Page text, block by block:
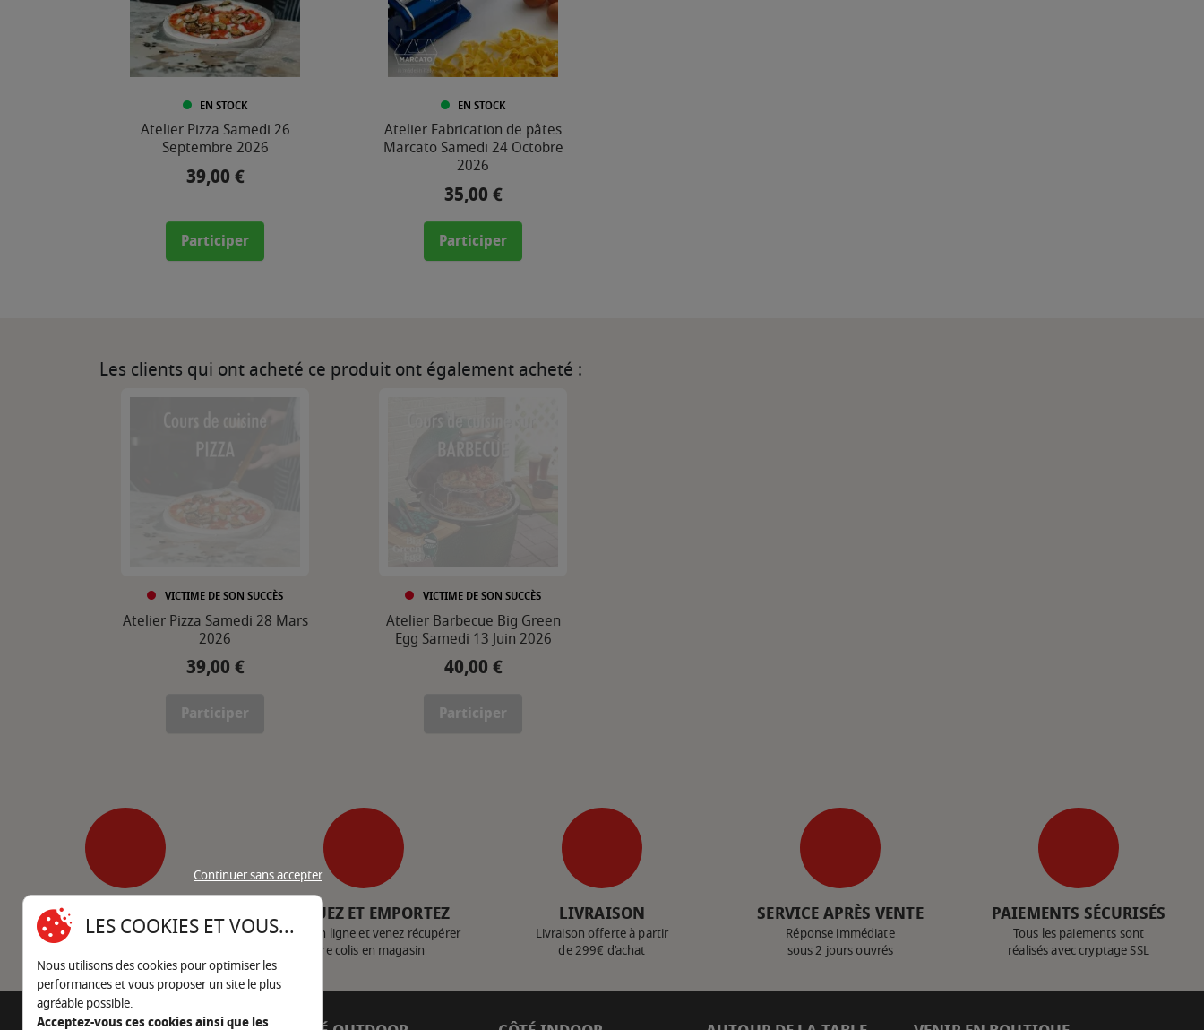
EN STOCK
Atelier Pizza Samedi 26
Septembre 2026
Prix
39,00 €
Participer
EN STOCK
Atelier Fabrication de pâtes
Marcato Samedi 24 Octobre
2026
Prix
35,00 €
Participer
Les clients qui ont acheté ce produit ont également acheté :
VICTIME DE SON SUCCÈS
Atelier Pizza Samedi 28 Mars
2026
Prix
39,00 €
Participer
VICTIME DE SON SUCCÈS
Atelier Barbecue Big Green
Egg Samedi 13 Juin 2026
Prix
40,00 €
Participer
SERVICE CLIENT
Nous contacter
CLIQUEZ ET EMPORTEZ
Achetez en ligne et venez récupérer
votre colis en magasin
LIVRAISON
Livraison offerte à partir
de 299€ d’achat
SERVICE APRÈS VENTE
Réponse immédiate
sous 2 jours ouvrés
PAIEMENTS SÉCURISÉS
Tous les paiements sont
réalisés avec cryptage SSL
Continuer sans accepter
LES COOKIES ET VOUS...
Nous utilisons des cookies pour optimiser les
performances et vous proposer un site le plus
agréable possible.
Acceptez-vous ces cookies ainsi que les